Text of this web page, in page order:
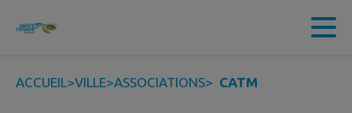
Contenu
ACCUEIL>VILLE>ASSOCIATIONS> CATM